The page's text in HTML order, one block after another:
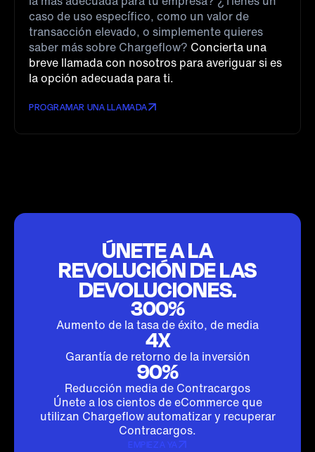
caso de uso específico, como un valor de
transacción elevado, o simplemente quieres
saber más sobre Chargeflow? Concierta una
breve llamada con nosotros para averiguar si es
la opción adecuada para ti.
PROGRAMAR UNA LLAMADA
ÚNETE A LA
REVOLUCIÓN DE LAS
DEVOLUCIONES.
300%
Aumento de la tasa de éxito, de media
4X
Garantía de retorno de la inversión
90%
Reducción media de Contracargos
Únete a los cientos de eCommerce que
utilizan Chargeflow automatizar y recuperar
Contracargos.
EMPIEZA YA